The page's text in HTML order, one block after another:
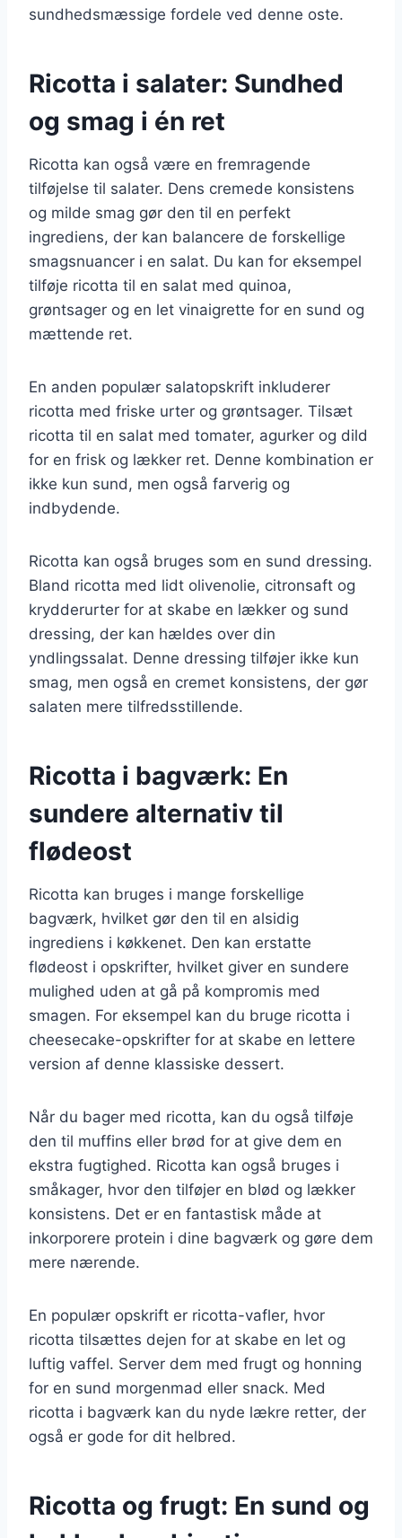
sundhedsmæssige fordele ved denne oste.
Ricotta i salater: Sundhed
og smag i én ret
Ricotta kan også være en fremragende
tilføjelse til salater. Dens cremede konsistens
og milde smag gør den til en perfekt
ingrediens, der kan balancere de forskellige
smagsnuancer i en salat. Du kan for eksempel
tilføje ricotta til en salat med quinoa,
grøntsager og en let vinaigrette for en sund og
mættende ret.
En anden populær salatopskrift inkluderer
ricotta med friske urter og grøntsager. Tilsæt
ricotta til en salat med tomater, agurker og dild
for en frisk og lækker ret. Denne kombination er
ikke kun sund, men også farverig og
indbydende.
Ricotta kan også bruges som en sund dressing.
Bland ricotta med lidt olivenolie, citronsaft og
krydderurter for at skabe en lækker og sund
dressing, der kan hældes over din
yndlingssalat. Denne dressing tilføjer ikke kun
smag, men også en cremet konsistens, der gør
salaten mere tilfredsstillende.
Ricotta i bagværk: En
sundere alternativ til
flødeost
Ricotta kan bruges i mange forskellige
bagværk, hvilket gør den til en alsidig
ingrediens i køkkenet. Den kan erstatte
flødeost i opskrifter, hvilket giver en sundere
mulighed uden at gå på kompromis med
smagen. For eksempel kan du bruge ricotta i
cheesecake-opskrifter for at skabe en lettere
version af denne klassiske dessert.
Når du bager med ricotta, kan du også tilføje
den til muffins eller brød for at give dem en
ekstra fugtighed. Ricotta kan også bruges i
småkager, hvor den tilføjer en blød og lækker
konsistens. Det er en fantastisk måde at
inkorporere protein i dine bagværk og gøre dem
mere nærende.
En populær opskrift er ricotta-vafler, hvor
ricotta tilsættes dejen for at skabe en let og
luftig vaffel. Server dem med frugt og honning
for en sund morgenmad eller snack. Med
ricotta i bagværk kan du nyde lækre retter, der
også er gode for dit helbred.
Ricotta og frugt: En sund og